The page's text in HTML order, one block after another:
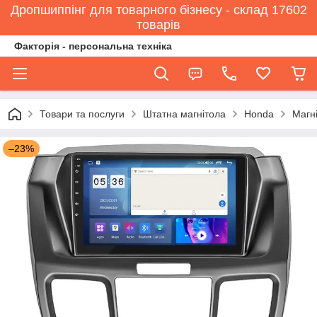
Дропшиппінг для товарного бізнесу - склад 17602
товарів
Факторія - персональна техніка
Товари та послуги Штатна магнітола Honda
–23%